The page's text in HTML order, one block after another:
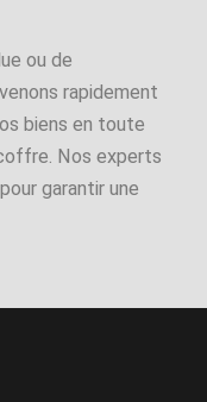
ou de
rapidement
biens en toute
Nos experts
garantir une